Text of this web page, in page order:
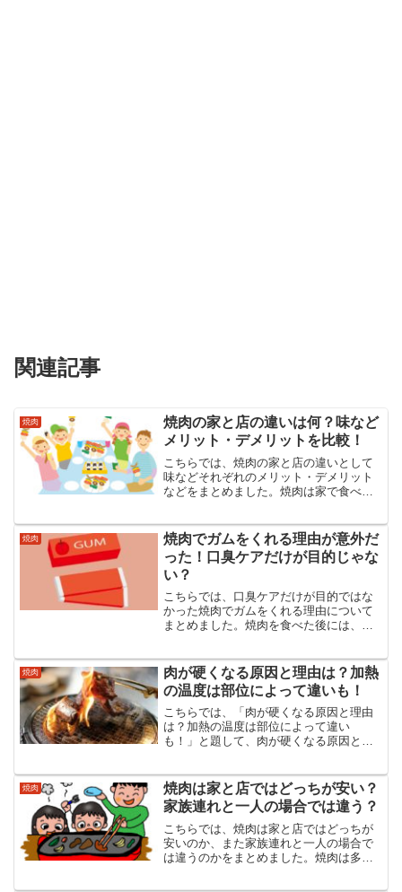
関連記事
焼肉
焼肉の家と店の違いは何？味など
メリット・デメリットを比較！
こちらでは、焼肉の家と店の違いとして
味などそれぞれのメリット・デメリット
などをまとめました。焼肉は家で食べる
がありますが焼肉ならではの家でのデメ
リットは大きいようです。
焼肉
焼肉でガムをくれる理由が意外だ
った！口臭ケアだけが目的じゃな
い？
こちらでは、口臭ケアだけが目的ではな
かった焼肉でガムをくれる理由について
まとめました。焼肉を食べた後には、た
思っていませんか？知ればなるほどとい
うガムをくれる理由とは？
焼肉
肉が硬くなる原因と理由は？加熱
の温度は部位によって違いも！
こちらでは、「肉が硬くなる原因と理由
は？加熱の温度は部位によって違い
も！」と題して、肉が硬くなる原因と理
う方が多いと思います。柔らかい肉でも
扱い方ひとつで硬くなる原因は？
焼肉
焼肉は家と店ではどっちが安い？
家族連れと一人の場合では違う？
こちらでは、焼肉は家と店ではどっちが
安いのか、また家族連れと一人の場合で
は違うのかをまとめました。焼肉は多く